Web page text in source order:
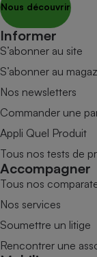
Nous découvrir
Informer
S’abonner au site
S’abonner au
Nos newsletters
Commander une
Appli Quel Produit
Tous nos tests de
Accompagner
Tous nos
Nos services
Soumettre un litige
Rencontrer une